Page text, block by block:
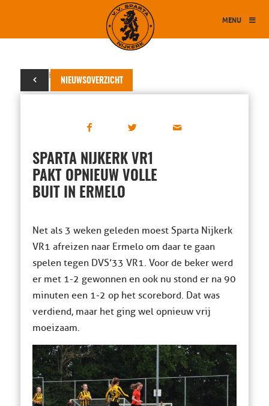
MENU
NIEUWSOVERZICHT
02 oktober 2021
SPARTA NIJKERK VR1
PAKT OPNIEUW VOLLE
BUIT IN ERMELO
Net als 3 weken geleden moest Sparta Nijkerk
VR1 afreizen naar Ermelo om daar te gaan
spelen tegen DVS’33 VR1. Voor de beker werd
er met 1-2 gewonnen en ook nu stond er na 90
minuten een 1-2 op het scorebord. Dat was
verdiend, maar het ging wel opnieuw vrij
moeizaam.